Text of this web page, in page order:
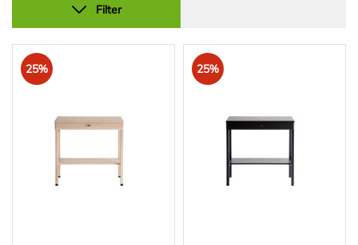
Filter
25% 25%